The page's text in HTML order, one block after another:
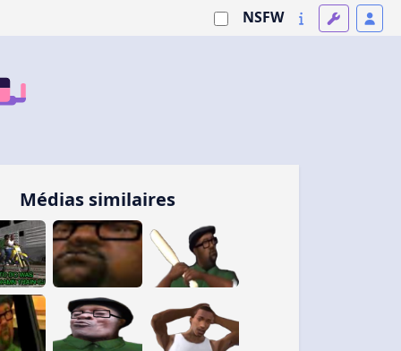
NSFW
Médias similaires